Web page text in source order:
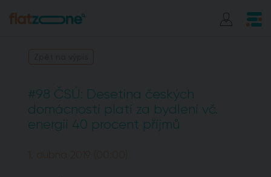
#98 ČSÚ: Desetina českých
domácností platí za bydlení vč.
energií 40 procent příjmů
1. dubna 2019 (00:00)